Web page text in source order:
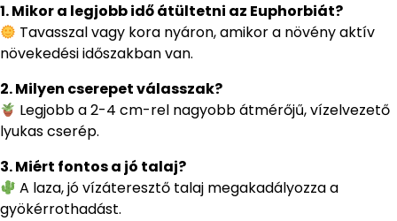
1. Mikor a legjobb idő átültetni az Euphorbiát?
Tavasszal vagy kora nyáron, amikor a növény aktív
növekedési időszakban van.
2. Milyen cserepet válasszak?
Legjobb a 2-4 cm-rel nagyobb átmérőjű, vízelvezető
lyukas cserép.
3. Miért fontos a jó talaj?
A laza, jó vízáteresztő talaj megakadályozza a
gyökérrothadást.